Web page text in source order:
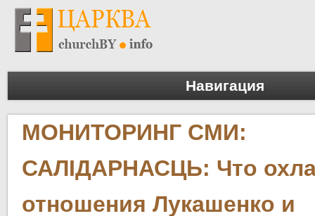
Навигация
МОНИТОРИНГ СМИ:
САЛІДАРНАСЦЬ: Что
отношения Лукашенко и